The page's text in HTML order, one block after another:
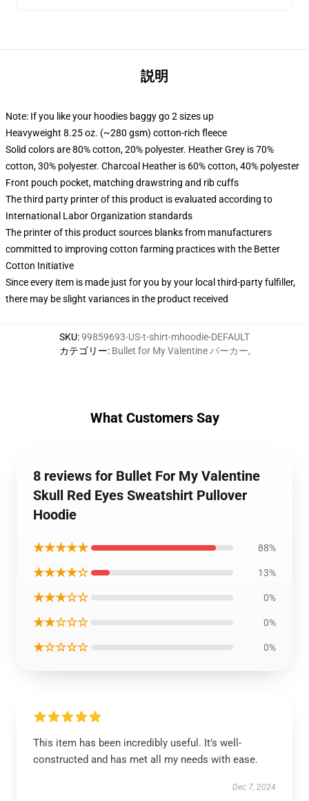
説明
Note: If you like your hoodies baggy go 2 sizes up
Heavyweight 8.25 oz. (~280 gsm) cotton-rich fleece
Solid colors are 80% cotton, 20% polyester. Heather Grey is 70%
cotton, 30% polyester. Charcoal Heather is 60% cotton, 40% polyester
Front pouch pocket, matching drawstring and rib cuffs
The third party printer of this product is evaluated according to
International Labor Organization standards
The printer of this product sources blanks from manufacturers
committed to improving cotton farming practices with the Better
Cotton Initiative
Since every item is made just for you by your local third-party fulfiller,
there may be slight variances in the product received
SKU:99859693-US-t-shirt-mhoodie-DEFAULT
カテゴリー: Bullet for My Valentine パーカー,
What Customers Say
8 reviews for Bullet For My Valentine
Skull Red Eyes Sweatshirt Pullover
Hoodie
★★★★★ 88%
★★★★☆ 13%
★★★☆☆ 0%
★★☆☆☆ 0%
★☆☆☆☆ 0%
This item has been incredibly useful. It’s well-
constructed and has met all my needs with ease.
Dec 7, 2024